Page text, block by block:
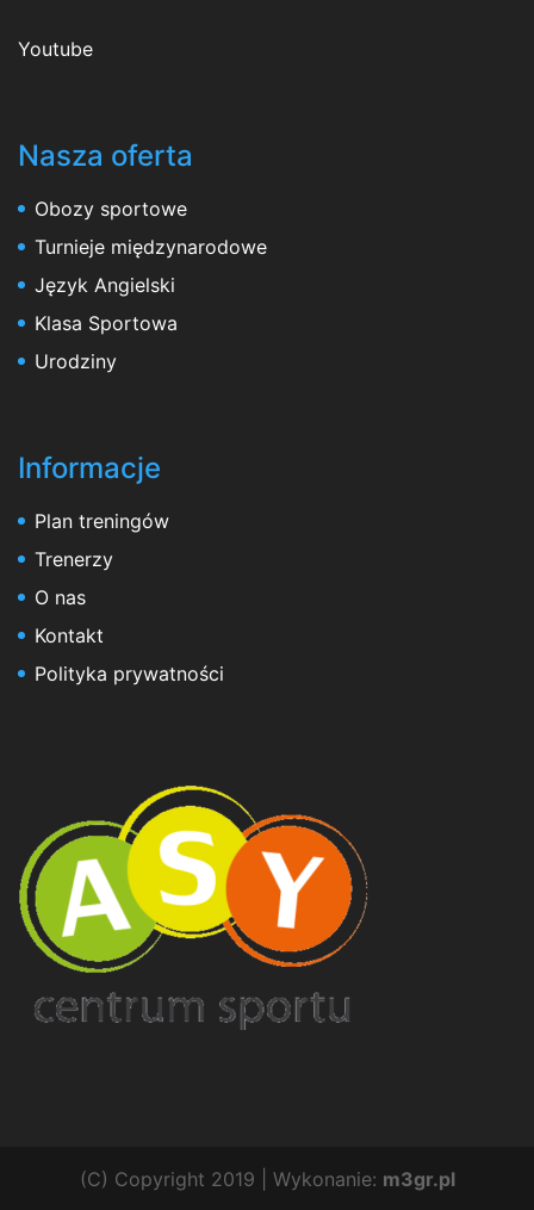
Youtube
Nasza oferta
Obozy sportowe
Turnieje międzynarodowe
Język Angielski
Klasa Sportowa
Urodziny
Informacje
Plan treningów
Trenerzy
O nas
Kontakt
Polityka prywatności
(C) Copyright 2019 | Wykonanie: m3gr.pl